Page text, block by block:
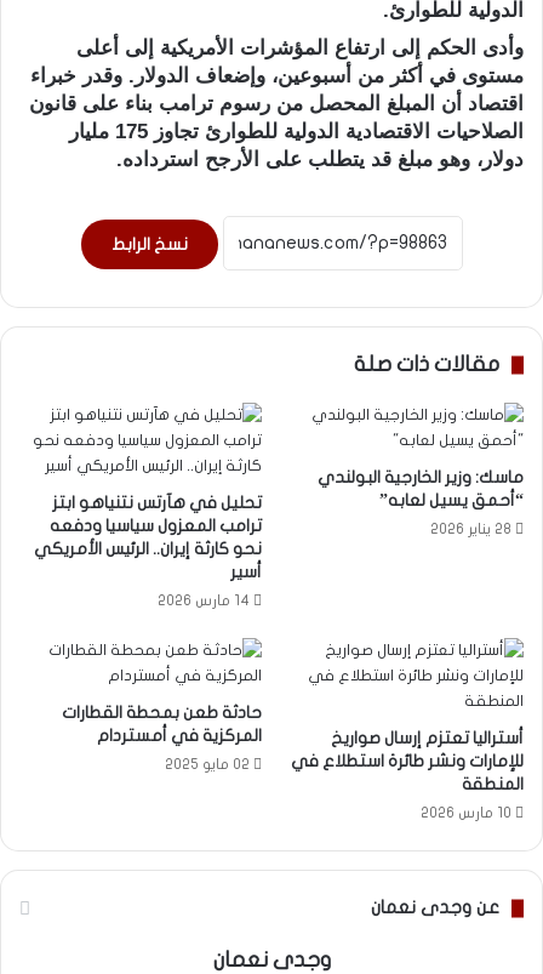
الدولية للطوارئ.
وأدى الحكم إلى ارتفاع المؤشرات الأمريكية إلى أعلى
مستوى في أكثر من أسبوعين، وإضعاف الدولار. وقدر خبراء
اقتصاد أن المبلغ المحصل من رسوم ترامب بناء على قانون
الصلاحيات الاقتصادية الدولية للطوارئ تجاوز 175 مليار
دولار، وهو مبلغ قد يتطلب على الأرجح استرداده.
نسخ الرابط
مقالات ذات صلة
ماسك: وزير الخارجية البولندي
“أحمق يسيل لعابه”
28 يناير 2026
تحليل في هآرتس نتنياهو ابتز
ترامب المعزول سياسيا ودفعه
نحو كارثة إيران.. الرئيس الأمريكي
أسير
14 مارس 2026
أستراليا تعتزم إرسال صواريخ
للإمارات ونشر طائرة استطلاع في
المنطقة
10 مارس 2026
حادثة طعن بمحطة القطارات
المركزية في أمستردام
02 مايو 2025
عن وجدى نعمان
وجدى نعمان